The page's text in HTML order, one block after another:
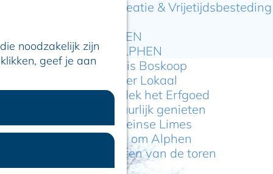
noodzakelijk zijn
geef je aan
Recreatie & Vrijetijdsbesteding
ARTIKELEN
OVER ALPHEN
Hier is Boskoop
Lekker Lokaal
Ontdek het Erfgoed
Natuurlijk genieten
Romeinse Limes
In en om Alphen
Kleuren van de toren